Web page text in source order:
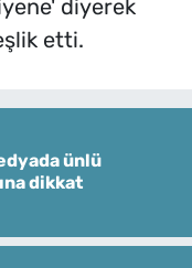
diyerek
etti.
ünlü
dikkat